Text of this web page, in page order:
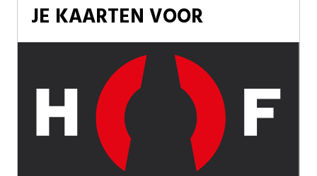
JE KAARTEN VOOR